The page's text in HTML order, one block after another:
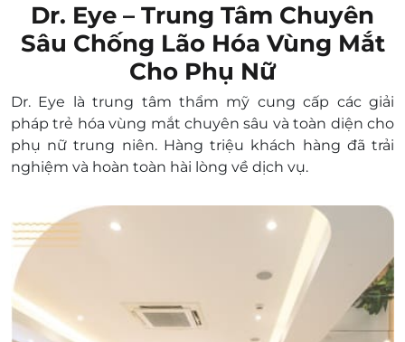
Dr. Eye – Trung Tâm Chuyên
Sâu Chống Lão Hóa Vùng Mắt
Cho Phụ Nữ
Dr. Eye là trung tâm thẩm mỹ cung cấp các giải
pháp trẻ hóa vùng mắt chuyên sâu và toàn diện cho
phụ nữ trung niên. Hàng triệu khách hàng đã trải
nghiệm và hoàn toàn hài lòng về dịch vụ.